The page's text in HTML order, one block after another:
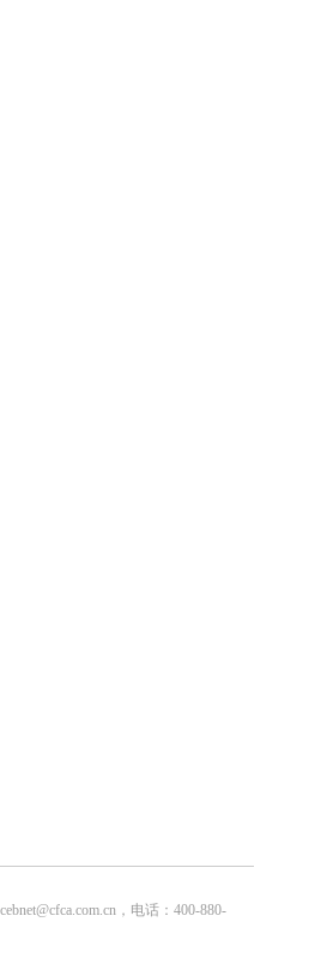
，电话：400-880-